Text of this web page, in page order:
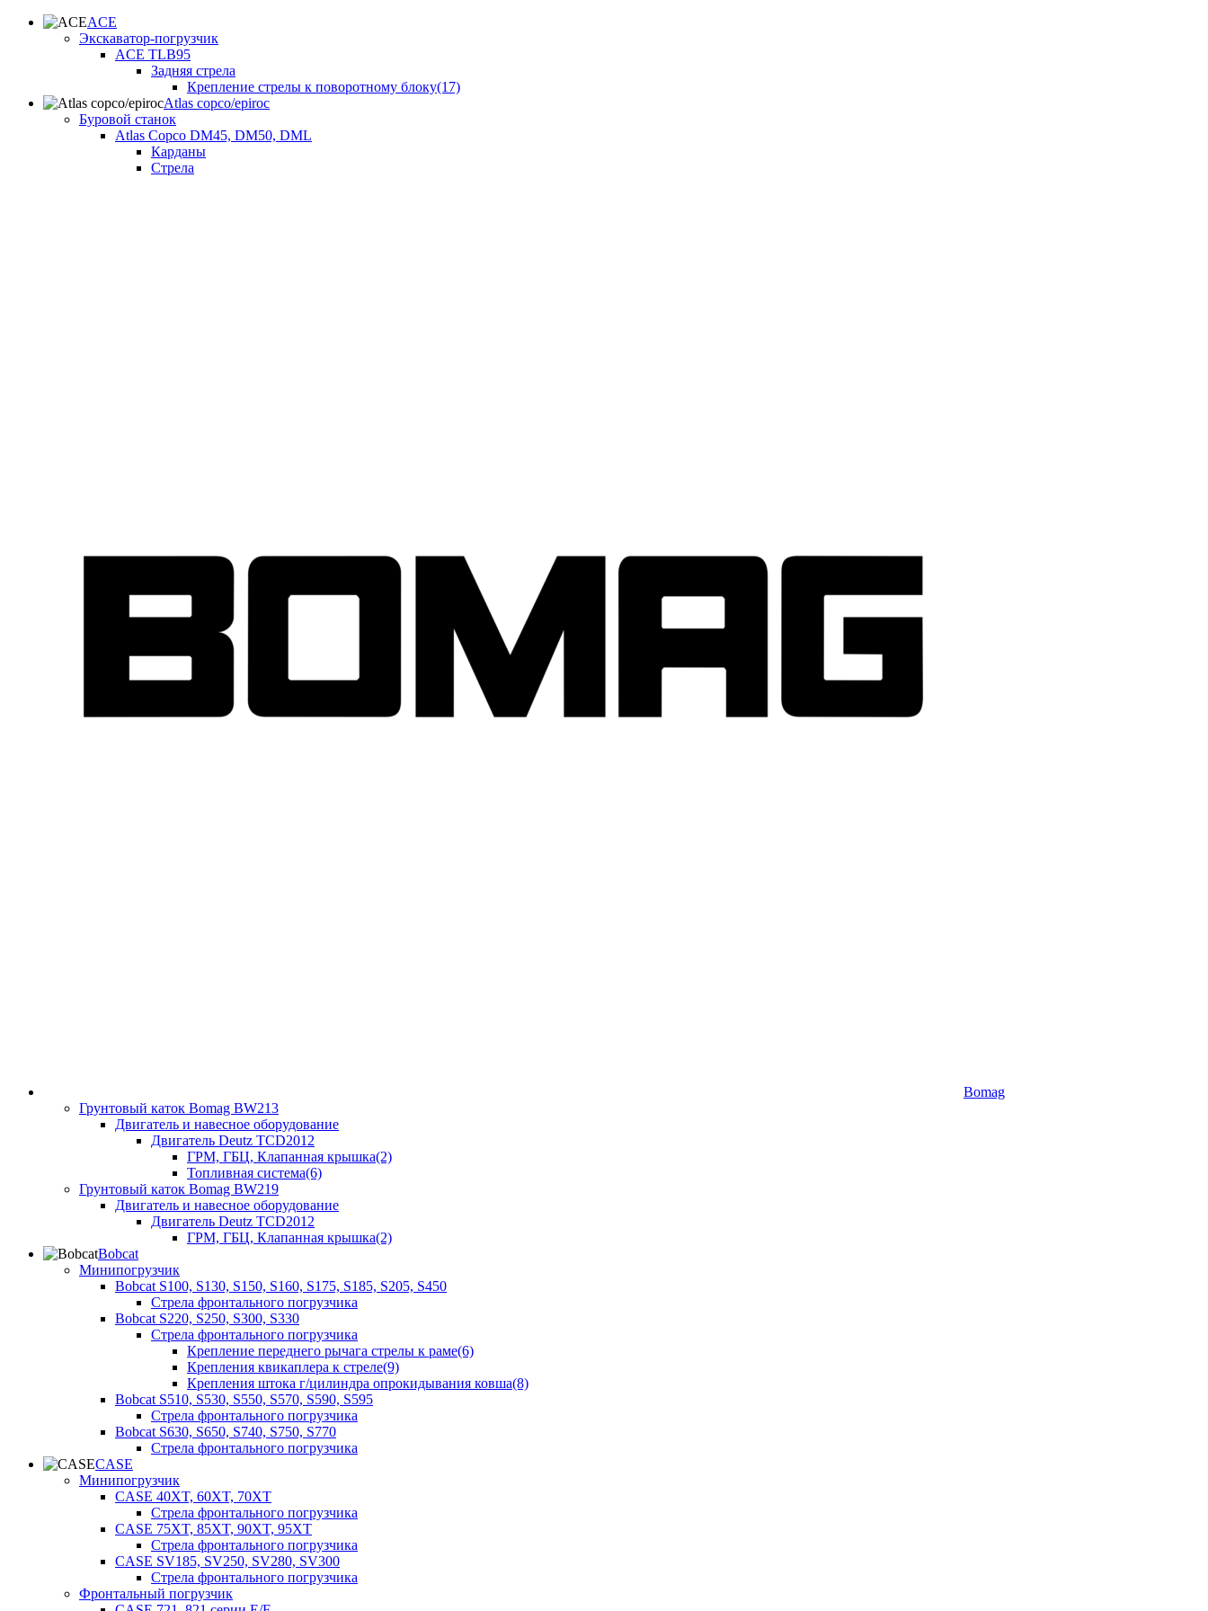
ACE
Экскаватор-погрузчик
ACE TLB95
Задняя стрела
Крепление стрелы к поворотному блоку(17)
Atlas copco/epiroc
Буровой станок
Atlas Copco DM45, DM50, DML
Карданы
Стрела
Bomag
Грунтовый каток Bomag BW213
Двигатель и навесное оборудование
Двигатель Deutz TCD2012
ГРМ, ГБЦ, Клапанная крышка(2)
Топливная система(6)
Грунтовый каток Bomag BW219
Двигатель и навесное оборудование
Двигатель Deutz TCD2012
ГРМ, ГБЦ, Клапанная крышка(2)
Bobcat
Минипогрузчик
Bobcat S100, S130, S150, S160, S175, S185, S205, S450
Стрела фронтального погрузчика
Bobcat S220, S250, S300, S330
Стрела фронтального погрузчика
Крепление переднего рычага стрелы к раме(6)
Крепления квикаплера к стреле(9)
Крепления штока г/цилиндра опрокидывания ковша(8)
Bobcat S510, S530, S550, S570, S590, S595
Стрела фронтального погрузчика
Bobcat S630, S650, S740, S750, S770
Стрела фронтального погрузчика
CASE
Минипогрузчик
CASE 40XT, 60XT, 70XT
Стрела фронтального погрузчика
CASE 75XT, 85XT, 90XT, 95XT
Стрела фронтального погрузчика
CASE SV185, SV250, SV280, SV300
Стрела фронтального погрузчика
Фронтальный погрузчик